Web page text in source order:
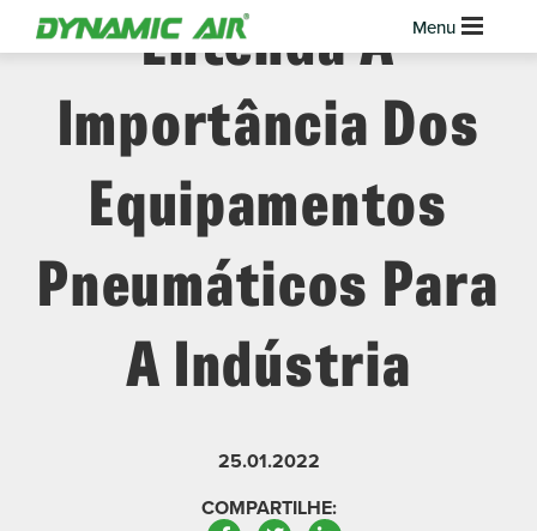
Entenda A
Importância Dos
Equipamentos
Pneumáticos Para
A Indústria
25.01.2022
COMPARTILHE: